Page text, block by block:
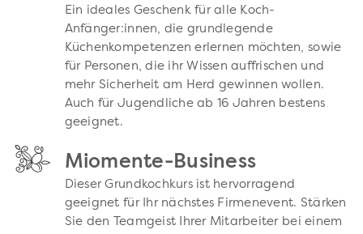
Ein ideales Geschenk für alle Koch-
Anfänger:innen, die grundlegende
Küchenkompetenzen erlernen möchten, sowie
für Personen, die ihr Wissen auffrischen und
mehr Sicherheit am Herd gewinnen wollen.
Auch für Jugendliche ab 16 Jahren bestens
geeignet.
Miomente-Business
Dieser Grundkochkurs ist hervorragend
geeignet für Ihr nächstes Firmenevent. Stärken
Sie den Teamgeist Ihrer Mitarbeiter bei einem